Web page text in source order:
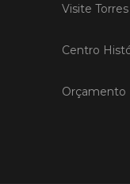
Visite
Centro
Orçamento